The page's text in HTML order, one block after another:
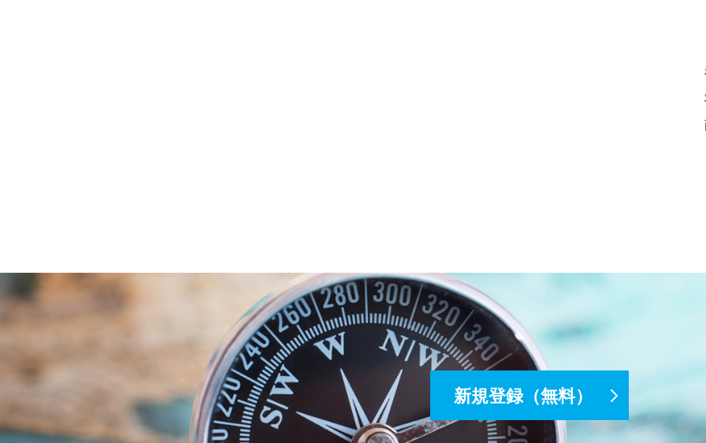
新規登録（無料）